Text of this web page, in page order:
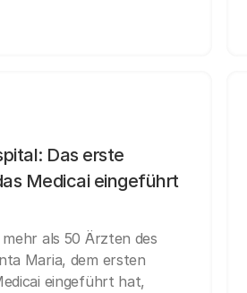
Das erste
Medicai eingeführt
als 50 Ärzten des
Maria, dem ersten
eingeführt hat,